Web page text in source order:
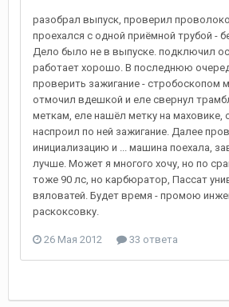
разобрал выпуск, проверил
проехался с одной приёмной трубой -
Дело было не в выпуске. подключил
работает хорошо. В последнюю
проверить зажигание - стробоскопом
отмочил вдешкой и еле свернул
меткам, еле нашёл метку на маховике,
наспроил по ней зажигание. Далее
инициализацию и ... машина поехала,
лучше. Может я многого хочу, но по
тоже 90 лс, но карбюратор, Пассат
вяловатей. Будет время - промою
раскоксовку.
26 Мая 2012 33 ответа